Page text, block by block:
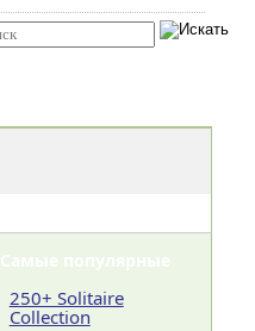
Самые популярные
250+ Solitaire
Collection